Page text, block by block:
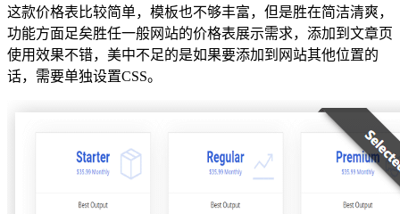
这款价格表比较简单，模板也不够丰富，但是胜在简洁清爽，
功能方面足矣胜任一般网站的价格表展示需求，添加到文章页
使用效果不错，美中不足的是如果要添加到网站其他位置的
话，需要单独设置CSS。